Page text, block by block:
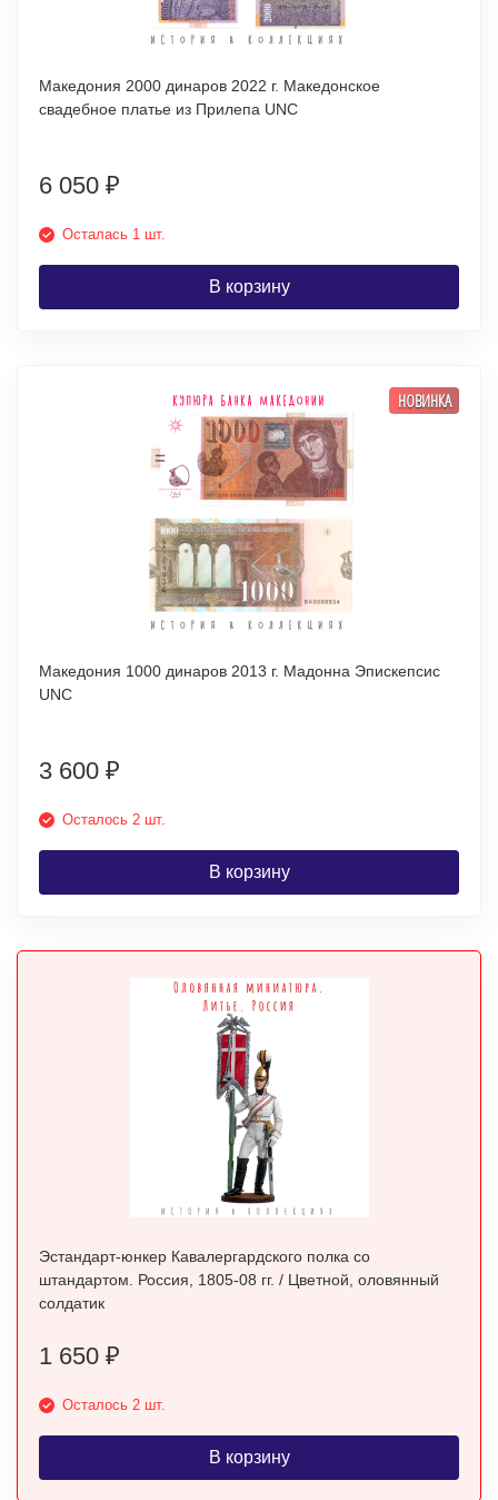
Македония 2000 динаров 2022 г. Македонское
свадебное платье из Прилепа UNC
6 050 ₽
Осталась 1 шт.
В корзину
НОВИНКА
Македония 1000 динаров 2013 г. Мадонна Эпискепсис
UNC
3 600 ₽
Осталось 2 шт.
В корзину
Эстандарт-юнкер Кавалергардского полка со
штандартом. Россия, 1805-08 гг. / Цветной, оловянный
солдатик
1 650 ₽
Осталось 2 шт.
В корзину